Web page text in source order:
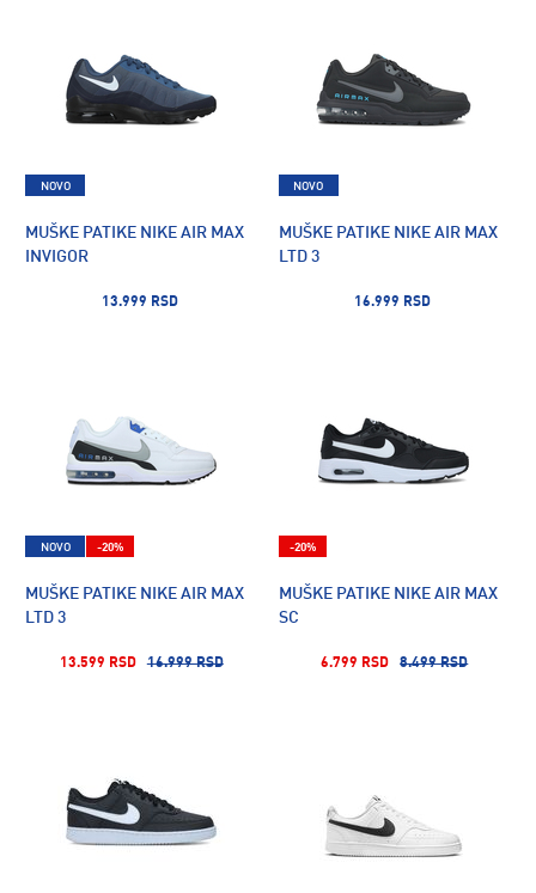
MUŠKE PATIKE NIKE AIR MAX
INVIGOR
13.999 RSD
NOVO
MUŠKE PATIKE NIKE AIR MAX
LTD 3
16.999 RSD
NOVO
MUŠKE PATIKE NIKE AIR MAX
LTD 3
13.599 RSD 16.999 RSD
NOVO -20%
MUŠKE PATIKE NIKE AIR MAX
SC
6.799 RSD 8.499 RSD
-20%